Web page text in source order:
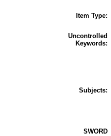
Item Type:
Uncontrolled
Keywords:
Subjects:
SWORD